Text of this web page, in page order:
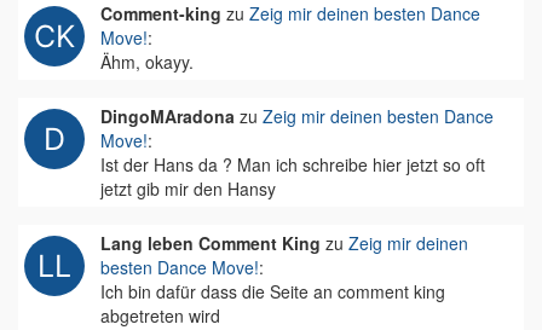
Comment-king zu Zeig mir deinen besten Dance
Move!:
Ähm, okayy.
DingoMAradona zu Zeig mir deinen besten Dance
Move!:
Ist der Hans da ? Man ich schreibe hier jetzt so oft
jetzt gib mir den Hansy
Lang leben Comment King zu Zeig mir deinen
besten Dance Move!:
Ich bin dafür dass die Seite an comment king
abgetreten wird